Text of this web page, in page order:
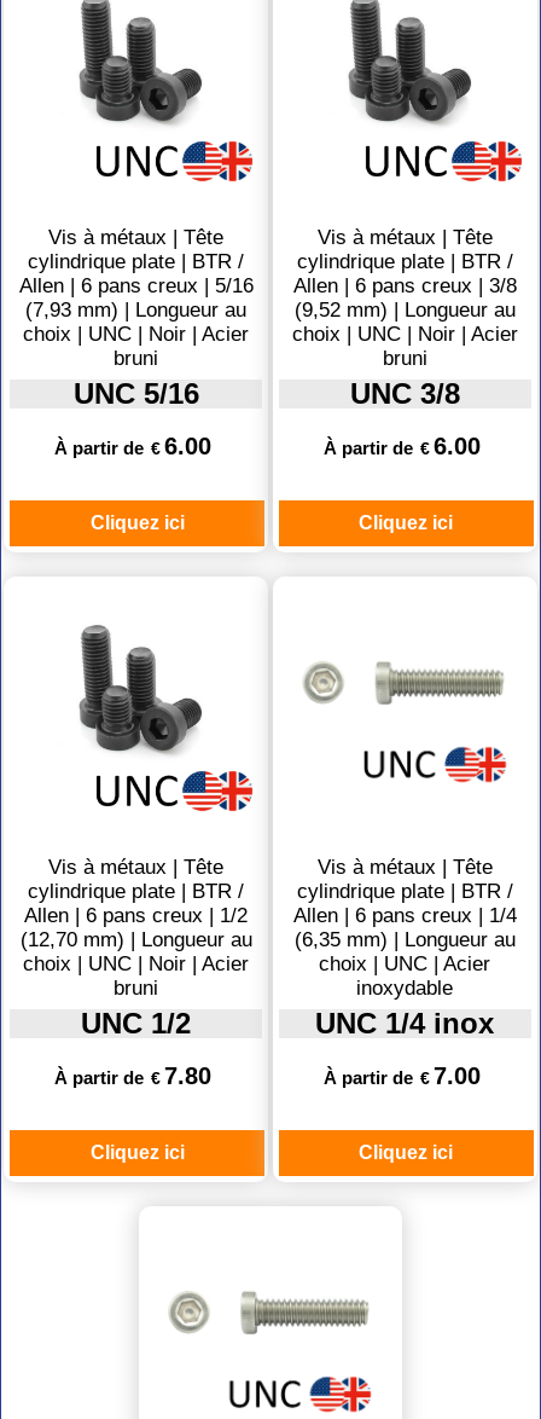
Vis à métaux | Tête
cylindrique plate | BTR /
Allen | 6 pans creux | 5/16
(7,93 mm) | Longueur au
choix | UNC | Noir | Acier
bruni
UNC 5/16
À partir de € 6.00
Cliquez ici
Vis à métaux | Tête
cylindrique plate | BTR /
Allen | 6 pans creux | 3/8
(9,52 mm) | Longueur au
choix | UNC | Noir | Acier
bruni
UNC 3/8
À partir de € 6.00
Cliquez ici
Vis à métaux | Tête
cylindrique plate | BTR /
Allen | 6 pans creux | 1/2
(12,70 mm) | Longueur au
choix | UNC | Noir | Acier
bruni
UNC 1/2
À partir de € 7.80
Cliquez ici
Vis à métaux | Tête
cylindrique plate | BTR /
Allen | 6 pans creux | 1/4
(6,35 mm) | Longueur au
choix | UNC | Acier
inoxydable
UNC 1/4 inox
À partir de € 7.00
Cliquez ici